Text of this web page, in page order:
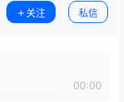
关注 私信
00:00